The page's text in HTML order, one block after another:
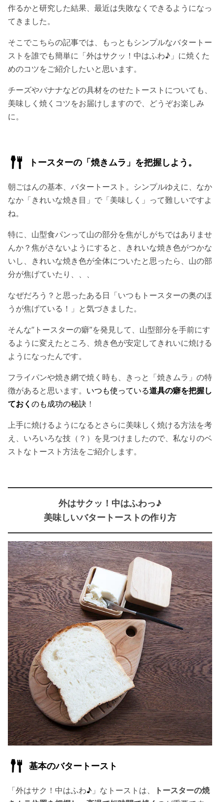
作るかと研究した結果、最近は失敗なくできるようになっ
てきました。
そこでこちらの記事では、もっともシンプルなバタートー
ストを誰でも簡単に「外はサクッ！中はふわ♪」に焼くた
めのコツをご紹介したいと思います。
チーズやバナナなどの具材をのせたトーストについても、
美味しく焼くコツをお届けしますので、どうぞお楽しみ
に。
トースターの「焼きムラ」を把握しよう 。
朝ごはんの基本、バタートースト。シンプルゆえに、なか
なか「きれいな焼き目」で「美味しく」って難しいですよ
ね。
特に、山型食パンって山の部分を焦がしがちではありませ
んか？焦がさないようにすると、きれいな焼き色がつかな
いし、きれいな焼き色が全体についたと思ったら、山の部
分が焦げていたり、、、
なぜだろう？と思ったある日「いつもトースターの奥のほ
うが焦げている！」と気づきました。
そんな”トースターの癖”を発見して、山型部分を手前にす
るように変えたところ、焼き色が安定してきれいに焼ける
ようになったんです。
フライパンや焼き網で焼く時も、きっと「焼きムラ」の特
徴があると思います。 いつも使っている道具の癖を把握し
ておく のも成功の秘訣 ！
上手に焼けるようになるとさらに美味しく焼ける方法を考
え、いろいろな技（？）を見つけましたので、私なりのベ
ストなトースト方法をご紹介します。
外はサクッ！中はふわっ♪
美味しいバタートーストの作り方
基本のバタートースト
「外はサク！中はふわ♪ 」なトーストは、
トースターの焼